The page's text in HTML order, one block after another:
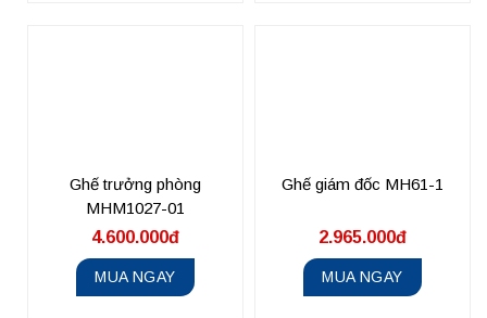
Ghế trưởng phòng
MHM1027-01
4.600.000đ
MUA NGAY
Ghế giám đốc MH61-1
2.965.000đ
MUA NGAY